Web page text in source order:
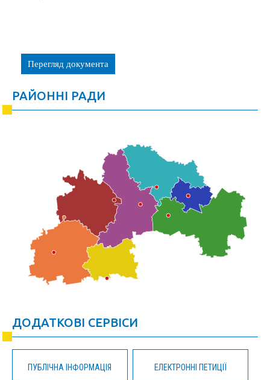
Перегляд документа
РАЙОННІ РАДИ
ДОДАТКОВІ СЕРВІСИ
ПУБЛІЧНА ІНФОРМАЦІЯ ЕЛЕКТРОННІ ПЕТИЦІЇ